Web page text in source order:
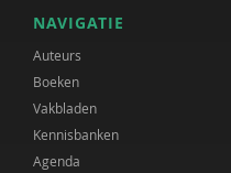
NAVIGATIE
Auteurs
Boeken
Vakbladen
Kennisbanken
Agenda